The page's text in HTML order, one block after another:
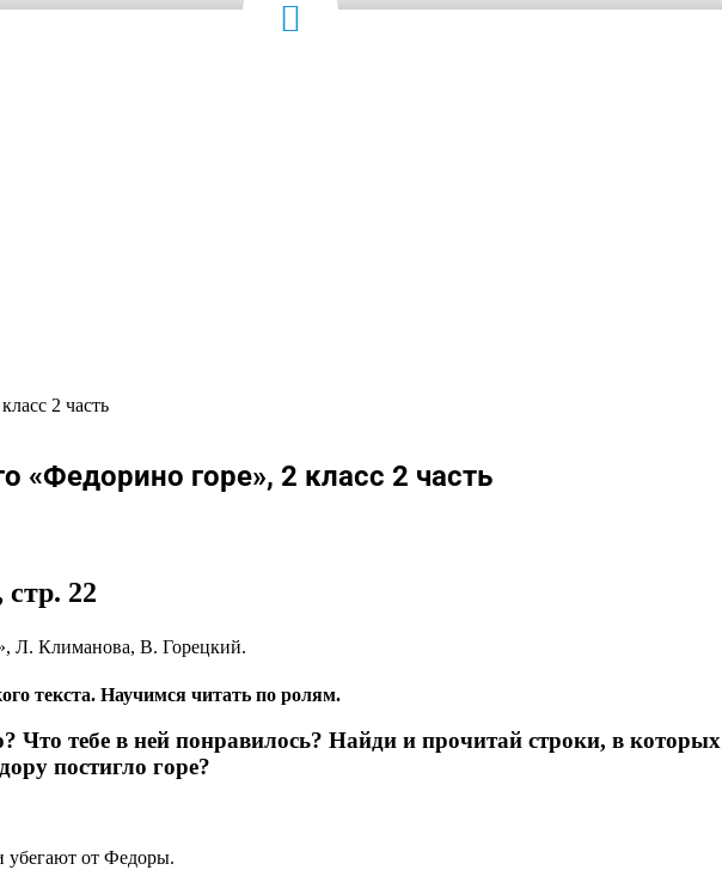
2 часть
«Федорино горе», 2 класс 2 часть
22
Л. Климанова, В. Горецкий.
текста. Научимся читать по ролям.
Что тебе в ней понравилось? Найди и прочитай строки, в которых
постигло горе?
убегают от Федоры.